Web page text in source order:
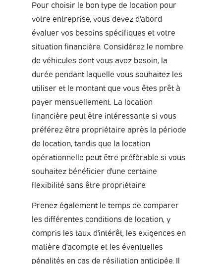
Pour choisir le bon type de location pour
votre entreprise, vous devez d'abord
évaluer vos besoins spécifiques et votre
situation financière. Considérez le nombre
de véhicules dont vous avez besoin, la
durée pendant laquelle vous souhaitez les
utiliser et le montant que vous êtes prêt à
payer mensuellement. La location
financière peut être intéressante si vous
préférez être propriétaire après la période
de location, tandis que la location
opérationnelle peut être préférable si vous
souhaitez bénéficier d'une certaine
flexibilité sans être propriétaire.
Prenez également le temps de comparer
les différentes conditions de location, y
compris les taux d'intérêt, les exigences en
matière d'acompte et les éventuelles
pénalités en cas de résiliation anticipée. Il